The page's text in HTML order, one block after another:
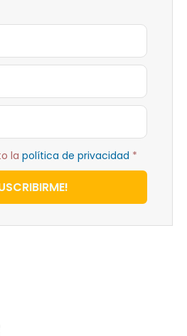
la política de privacidad *